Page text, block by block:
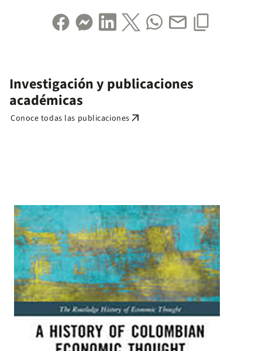
Investigación y publicaciones
académicas
Conoce todas las publicaciones arrow_outward